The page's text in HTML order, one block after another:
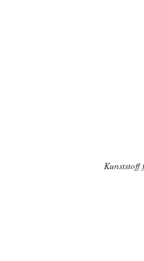
Kunststoff